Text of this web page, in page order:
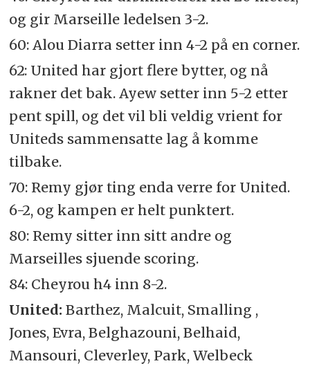
og gir Marseille ledelsen 3-2.
60: Alou Diarra setter inn 4-2 på en corner.
62: United har gjort flere bytter, og nå
rakner det bak. Ayew setter inn 5-2 etter
pent spill, og det vil bli veldig vrient for
Uniteds sammensatte lag å komme
tilbake.
70: Remy gjør ting enda verre for United.
6-2, og kampen er helt punktert.
80: Remy sitter inn sitt andre og
Marseilles sjuende scoring.
84: Cheyrou h4 inn 8-2.
United:Barthez, Malcuit, Smalling ,
Jones, Evra, Belghazouni, Belhaid,
Mansouri, Cleverley, Park, Welbeck